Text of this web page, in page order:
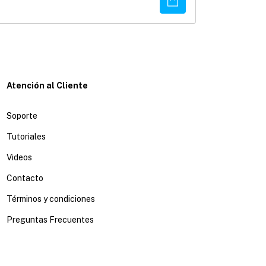
Atención al Cliente
Soporte
Tutoriales
Videos
Contacto
Términos y condiciones
Preguntas Frecuentes